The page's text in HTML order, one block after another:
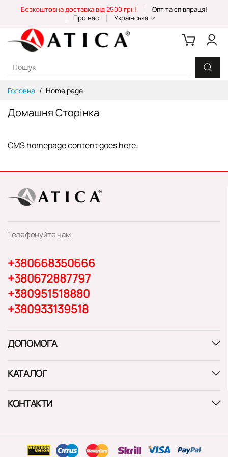
Content
Безкоштовна доставка від 2500 грн!
Опт та співпраця!
Про нас
Українська
Головна Home page
Домашня Сторінка
CMS homepage content goes here.
Телефонуйте нам
+380668350666
+380672887797
+380951518880
+380933139518
ДОПОМОГА
КАТАЛОГ
КОНТАКТИ